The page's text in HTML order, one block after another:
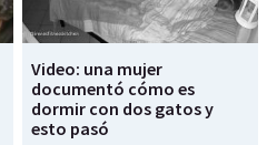
Video: una mujer
documentó cómo es
dormir con dos gatos y
esto pasó